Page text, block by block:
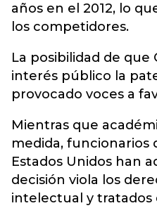
años en el 2012, lo
los competidores.
La posibilidad de que
interés público la
provocado voces a
Mientras que
medida, funcionarios
Estados Unidos han
decisión viola los
intelectual y tratados